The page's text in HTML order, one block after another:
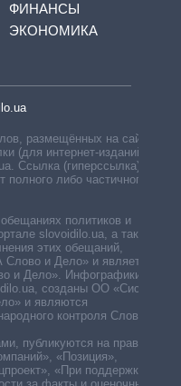
ФИНАНСЫ
ЭКОНОМИКА
размещённых на сайте,
(для интернет-изданий —
Ссылка (гиперссылка)
либо частичного
политиков и
slovoidilo.ua, а также
этих обещаний,
и Дело» и является
и Дело». Инфографики,
созданы ОО «Система
и являются
контроля Слово и
публикуются на правах
«Позиция»,
«При поддержке».